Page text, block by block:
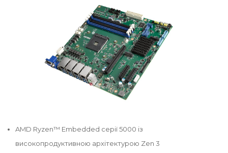
AMD Ryzen™ Embedded серії 5000 із
високопродуктивною архітектурою Zen 3